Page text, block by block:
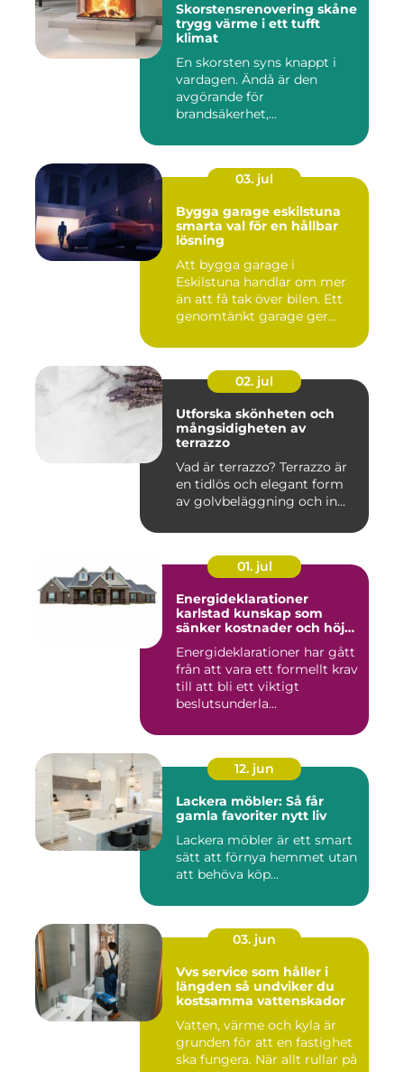
Skorstensrenovering skåne
trygg värme i ett tufft
klimat
En skorsten syns knappt i
vardagen. Ändå är den
avgörande för
brandsäkerhet,
03. jul
Bygga garage eskilstuna
smarta val för en hållbar
lösning
Att bygga garage i
Eskilstuna handlar om mer
än att få tak över bilen. Ett
genomtänkt garage ger
02. jul
Utforska skönheten och
mångsidigheten av
terrazzo
Vad är terrazzo? Terrazzo är
en tidlös och elegant form
av golvbeläggning och in...
01. jul
Energideklarationer
karlstad kunskap som
sänker kostnader och höjer
Energideklarationer har gått
från att vara ett formellt krav
till att bli ett viktigt
beslutsunderla...
12. jun
Lackera möbler: Så får
gamla favoriter nytt liv
Lackera möbler är ett smart
sätt att förnya hemmet utan
att behöva köp...
03. jun
Vvs service som håller i
längden så undviker du
kostsamma vattenskador
Vatten, värme och kyla är
grunden för att en fastighet
ska fungera. När allt rullar på